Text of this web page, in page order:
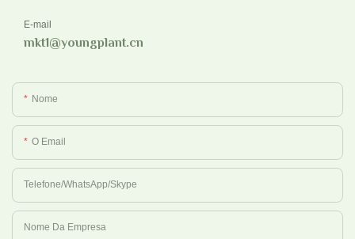
E-mail
mkt1@youngplant.cn
Nome
O Email
Telefone/WhatsApp/Skype
Nome Da Empresa